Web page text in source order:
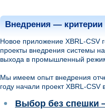
Внедрения — критерии
Новое приложение XBRL-CSV
проекты внедрения системы
выхода в промышленный
Мы имеем опыт внедрения
году начали проект XBRL-
Выбор без спешки